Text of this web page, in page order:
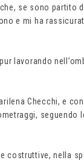
se sono partito
e mi ha
lavorando
Checchi, e
seguendo
nella